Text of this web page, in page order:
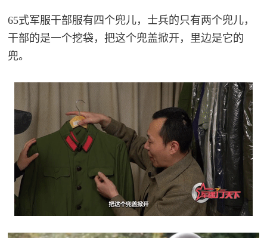
65式军服干部服有四个兜儿，士兵的只有两个兜儿，
干部的是一个挖袋，把这个兜盖掀开，里边是它的
兜。